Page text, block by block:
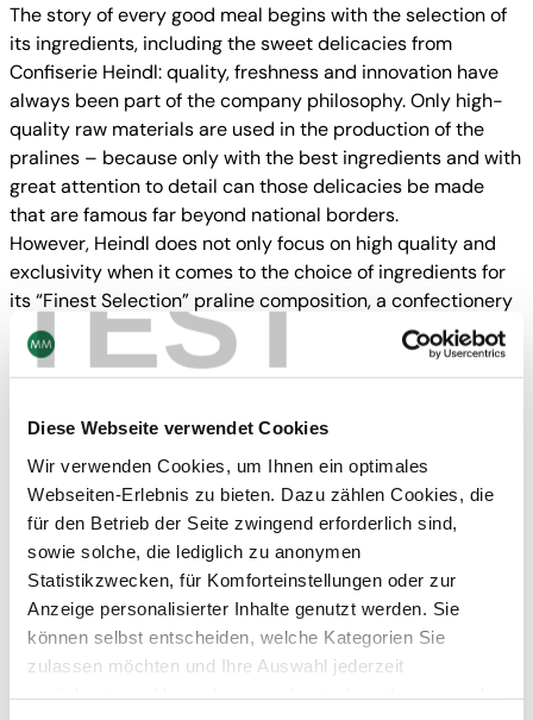
TEST
Diese Webseite verwendet Cookies
Wir verwenden Cookies, um Ihnen ein optimales
Webseiten-Erlebnis zu bieten. Dazu zählen Cookies, die
für den Betrieb der Seite zwingend erforderlich sind,
sowie solche, die lediglich zu anonymen
Statistikzwecken, für Komforteinstellungen oder zur
Anzeige personalisierter Inhalte genutzt werden. Sie
können selbst entscheiden, welche Kategorien Sie
zulassen möchten und Ihre Auswahl jederzeit
The story of every good meal begins with the selection of
its ingredients, including the sweet delicacies from
Confiserie Heindl: quality, freshness and innovation have
always been part of the company philosophy. Only high-
quality raw materials are used in the production of the
pralines – because only with the best ingredients and with
great attention to detail can those delicacies be made
that are famous far beyond national borders.
However, Heindl does not only focus on high quality and
exclusivity when it comes to the choice of ingredients for
its “Finest Selection” praline composition, a confectionery
mix made from whole milk and delicate dark chocolate,
but of course also when it comes to selecting its suppliers.
This is why MM Packaging Austria was selected as a long-
Packaging as soft as silk – unique on the market
The technical requirements for the finishing of packaging
in the premium packaging industry are sometimes the
highest on the market. The highly refined praline packaging
demonstrates this perfectly. Almost all high-end finishing
effects and the concentrated expertise of further
processing technology are used on just one single